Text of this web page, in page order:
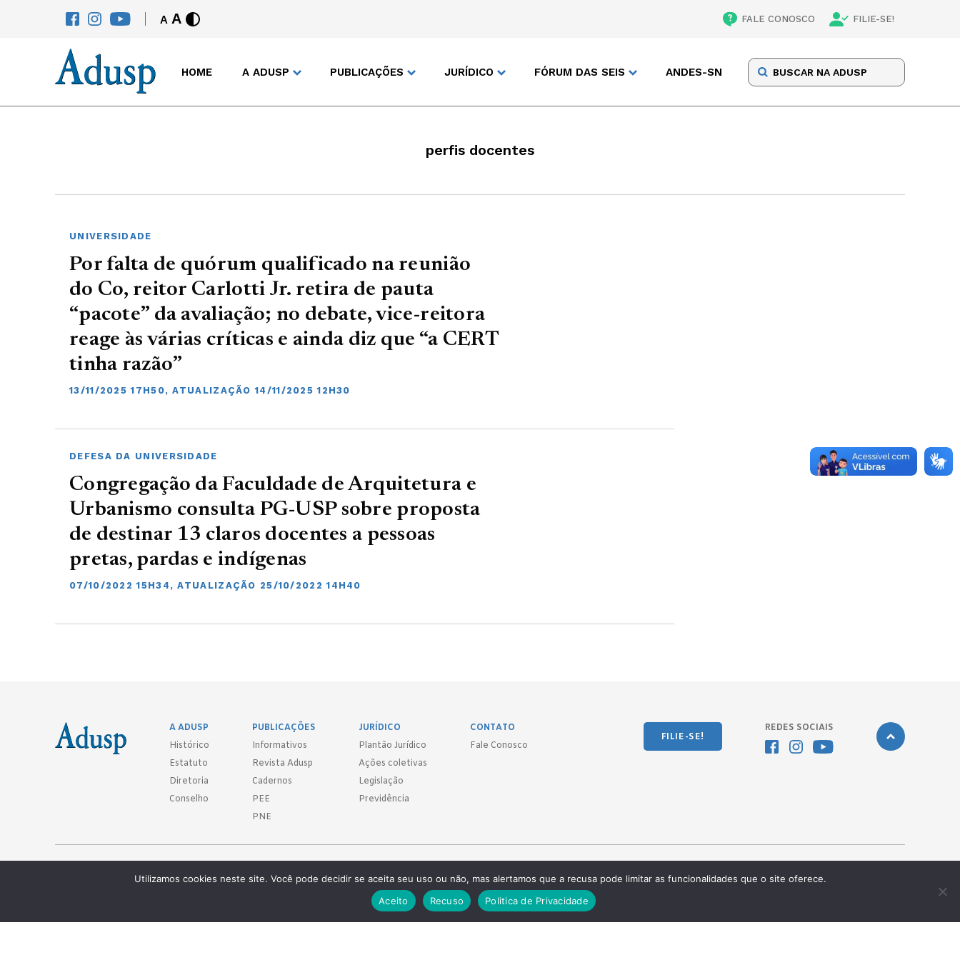
A A FALE CONOSCO FILIE-SE!
HOME A ADUSP PUBLICAÇÕES JURÍDICO FÓRUM DAS SEIS ANDES-SN
perfis docentes
UNIVERSIDADE
Por falta de quórum qualificado na reunião
do Co, reitor Carlotti Jr. retira de pauta
“pacote” da avaliação; no debate, vice-reitora
reage às várias críticas e ainda diz que “a CERT
tinha razão”
13/11/2025 17H50, ATUALIZAÇÃO 14/11/2025 12H30
DEFESA DA UNIVERSIDADE
Congregação da Faculdade de Arquitetura e
Urbanismo consulta PG-USP sobre proposta
de destinar 13 claros docentes a pessoas
pretas, pardas e indígenas
07/10/2022 15H34, ATUALIZAÇÃO 25/10/2022 14H40
A ADUSP
Histórico
Estatuto
Diretoria
Conselho
PUBLICAÇÕES
Informativos
Revista Adusp
Cadernos
PEE
PNE
JURÍDICO
Plantão Jurídico
Ações coletivas
Legislação
Previdência
CONTATO
Fale Conosco
FILIE-SE!
REDES SOCIAIS
Av. Prof. Almeida Prado, 1366 - São Paulo, SP - CEP 05508-070
Telefones: (11) 3091-4465 / 66 ● (11) 3813-5573 ● (11) 3815-9245 ● (11) 3814-1715 ● (11) 3032-5950
Desenvolvido pela
Utilizamos cookies neste site. Você pode decidir se aceita seu uso ou não, mas alertamos que a recusa pode limitar as funcionalidades que o site oferece.
Aceito
Recuso Politica de Privacidade